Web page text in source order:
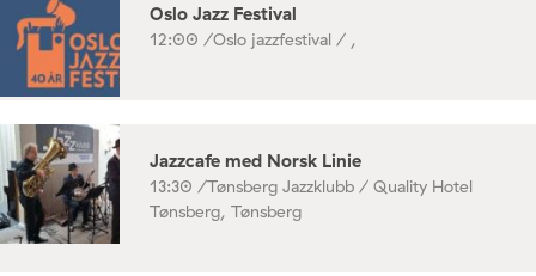
Oslo Jazz Festival
12:00 /Oslo jazzfestival / ,
Jazzcafe med Norsk Linie
13:30 /Tønsberg Jazzklubb / Quality Hotel
Tønsberg, Tønsberg